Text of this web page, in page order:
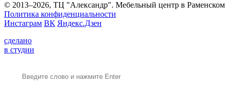
© 2013–2026, ТЦ "Александр". Мебельный центр в Раменском
Политика конфиденциальности
Инстаграм ВК Яндекс.Дзен
сделано
в студии